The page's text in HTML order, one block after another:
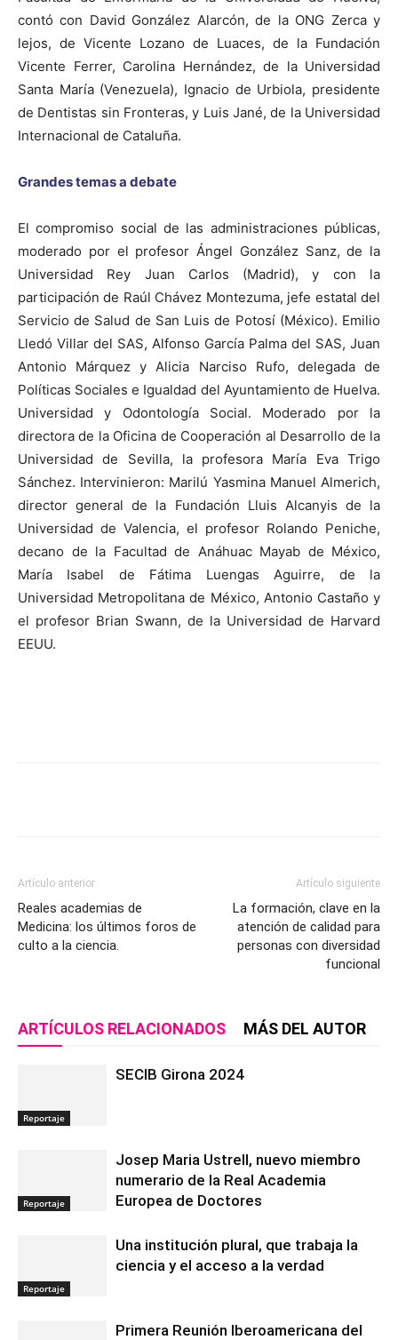
contó con David González Alarcón, de la ONG Zerca y
lejos, de Vicente Lozano de Luaces, de la Fundación
Vicente Ferrer, Carolina Hernández, de la Universidad
Santa María (Venezuela), Ignacio de Urbiola, presidente
de Dentistas sin Fronteras, y Luis Jané, de la Universidad
Internacional de Cataluña.
Grandes temas a debate
El compromiso social de las administraciones públicas,
moderado por el profesor Ángel González Sanz, de la
Universidad Rey Juan Carlos (Madrid), y con la
participación de Raúl Chávez Montezuma, jefe estatal del
Servicio de Salud de San Luis de Potosí (México). Emilio
Lledó Villar del SAS, Alfonso García Palma del SAS, Juan
Antonio Márquez y Alicia Narciso Rufo, delegada de
Políticas Sociales e Igualdad del Ayuntamiento de Huelva.
Universidad y Odontología Social. Moderado por la
directora de la Oficina de Cooperación al Desarrollo de la
Universidad de Sevilla, la profesora María Eva Trigo
Sánchez. Intervinieron: Marilú Yasmina Manuel Almerich,
director general de la Fundación Lluis Alcanyis de la
Universidad de Valencia, el profesor Rolando Peniche,
decano de la Facultad de Anáhuac Mayab de México,
María Isabel de Fátima Luengas Aguirre, de la
Universidad Metropolitana de México, Antonio Castaño y
el profesor Brian Swann, de la Universidad de Harvard
EEUU.
Artículo anterior
Reales academias de
Medicina: los últimos foros de
culto a la ciencia.
Artículo siguiente
La formación, clave en la
atención de calidad para
personas con diversidad
funcional
ARTÍCULOS RELACIONADOS MÁS DEL AUTOR
Reportaje
SECIB Girona 2024
Reportaje
Josep Maria Ustrell, nuevo miembro
numerario de la Real Academia
Europea de Doctores
Reportaje
Una institución plural, que trabaja la
ciencia y el acceso a la verdad
Primera Reunión Iberoamericana del